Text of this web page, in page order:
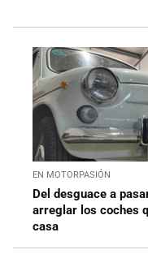
EN MOTORPASIÓN
Del desguace a
arreglar los coches
casa